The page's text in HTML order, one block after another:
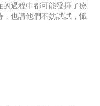
過程中都可能發揮了療
也請他們不妨試試，懺
癌的可能重要原因之